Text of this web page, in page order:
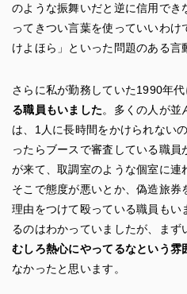
のような振舞いだと逆に信用で
ってきつい言葉を使っていいわ
けよほら」といった問題のある言
さらに私が勤務していた1990年代
る職員もいました。多くの人が並
は、1人に長時間をかけられない
ったらブースで審査している職
が来て、取調室のような個室に連
そこで態度が悪いとか、偽造旅
理由をつけて殴っている職員も
るのはわかっていましたが、ま
むしろ熱心にやってるなという雰
なかったと思います。